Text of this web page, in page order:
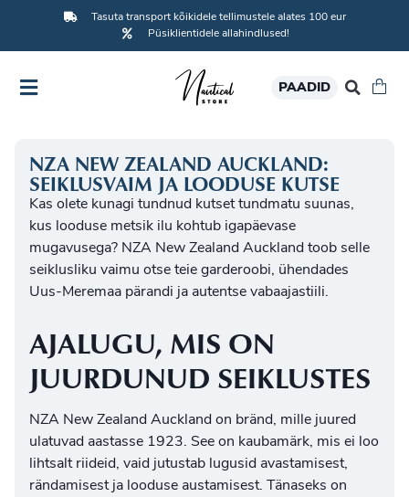
Tasuta transport kõikidele tellimustele alates 100 eur
Püsiklientidele allahindlused!
PAADID
NZA NEW ZEALAND AUCKLAND:
SEIKLUSVAIM JA LOODUSE KUTSE
Kas olete kunagi tundnud kutset tundmatu suunas,
kus looduse metsik ilu kohtub igapäevase
mugavusega? NZA New Zealand Auckland toob selle
seiklusliku vaimu otse teie garderoobi, ühendades
Uus-Meremaa pärandi ja autentse vabaajastiili.
AJALUGU, MIS ON
JUURDUNUD SEIKLUSTES
NZA New Zealand Auckland on bränd, mille juured
ulatuvad aastasse 1923. See on kaubamärk, mis ei loo
lihtsalt riideid, vaid jutustab lugusid avastamisest,
rändamisest ja looduse austamisest. Tänaseks on